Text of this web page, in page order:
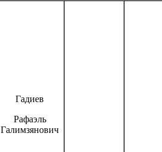
Гадиев
Рафаэль
Галимзянович